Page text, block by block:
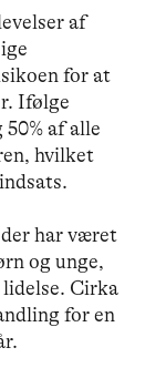
af
for at
Ifølge
af alle
hvilket
har været
og unge,
Cirka
for en